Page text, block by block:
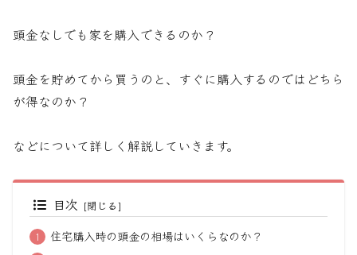
頭金なしでも家を購入できるのか？
頭金を貯めてから買うのと、すぐに購入するのではどちら
が得なのか？
などについて詳しく解説していきます。
目次
住宅購入時の頭金の相場はいくらなのか？